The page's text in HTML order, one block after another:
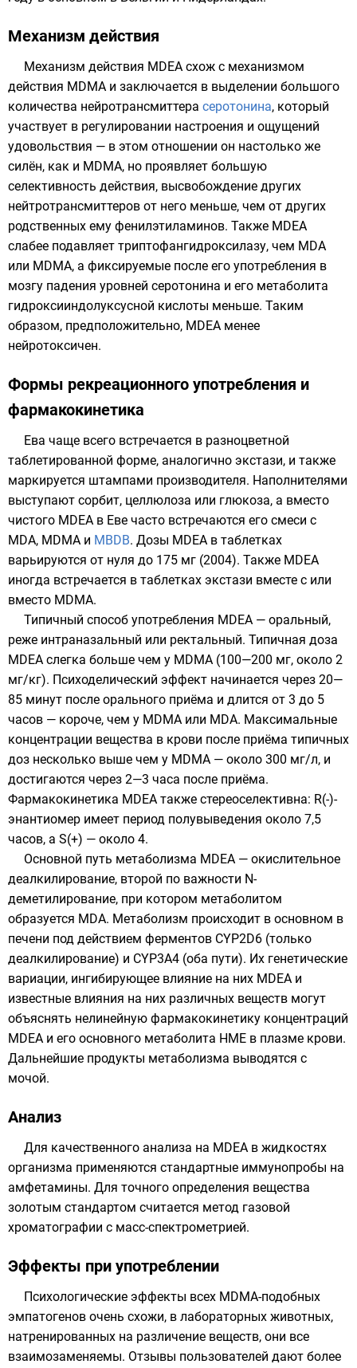
Механизм действия
Механизм действия MDEA схож с механизмом
действия MDMA и заключается в выделении большого
количества нейротрансмиттера серотонина, который
участвует в регулировании настроения и ощущений
удовольствия — в этом отношении он настолько же
силён, как и MDMA, но проявляет большую
селективность действия, высвобождение других
нейтротрансмиттеров от него меньше, чем от других
родственных ему фенилэтиламинов. Также MDEA
слабее подавляет триптофангидроксилазу, чем MDA
или MDMA, а фиксируемые после его употребления в
мозгу падения уровней серотонина и его метаболита
гидроксииндолуксусной кислоты меньше. Таким
образом, предположительно, MDEA менее
нейротоксичен.
Формы рекреационного употребления и
фармакокинетика
Ева чаще всего встречается в разноцветной
таблетированной форме, аналогично экстази, и также
маркируется штампами производителя. Наполнителями
выступают сорбит, целлюлоза или глюкоза, а вместо
чистого MDEA в Еве часто встречаются его смеси с
MDA, MDMA и MBDB. Дозы MDEA в таблетках
варьируются от нуля до 175 мг (2004). Также MDEA
иногда встречается в таблетках экcтази вместе с или
вместо MDMA.
Типичный способ употребления MDEA — оральный,
реже интраназальный или ректальный. Типичная доза
MDEA слегка больше чем у MDMA (100—200 мг, около 2
мг/кг). Психоделический эффект начинается через 20—
85 минут после орального приёма и длится от 3 до 5
часов — короче, чем у MDMA или MDA. Максимальные
концентрации вещества в крови после приёма типичных
доз несколько выше чем у MDMA — около 300 мг/л, и
достигаются через 2—3 часа после приёма.
Фармакокинетика MDEA также стереоселективна: R(-)-
энантиомер имеет период полувыведения около 7,5
часов, а S(+) — около 4.
Основной путь метаболизма MDEA — окислительное
деалкилирование, второй по важности N-
деметилирование, при котором метаболитом
образуется MDA. Метаболизм происходит в основном в
печени под действием ферментов CYP2D6 (только
деалкилирование) и CYP3A4 (оба пути). Их генетические
вариации, ингибирующее влияние на них MDEA и
известные влияния на них различных веществ могут
объяснять нелинейную фармакокинетику концентраций
MDEA и его основного метаболита HME в плазме крови.
Дальнейшие продукты метаболизма выводятся с
мочой.
Анализ
Для качественного анализа на MDEA в жидкостях
организма применяются стандартные иммунопробы на
амфетамины. Для точного определения вещества
золотым стандартом считается метод газовой
хроматографии с масс-спектрометрией.
Эффекты при употреблении
Психологические эффекты всех MDMA-подобных
эмпатогенов очень схожи, в лабораторных животных,
натренированных на различение веществ, они все
взаимозаменяемы. Отзывы пользователей дают более